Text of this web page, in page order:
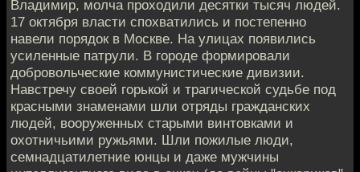
Владимир, молча проходили десятки тысяч людей.
17 октября власти спохватились и постепенно
навели порядок в Москве. На улицах появились
усиленные патрули. В городе формировали
добровольческие коммунистические дивизии.
Навстречу своей горькой и трагической судьбе под
красными знаменами шли отряды гражданских
людей, вооруженных старыми винтовками и
охотничьими ружьями. Шли пожилые люди,
семнадцатилетние юнцы и даже мужчины